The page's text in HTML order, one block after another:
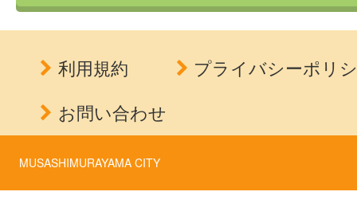
利用規約
プライバシーポリ
お問い合わせ
MUSASHIMURAYAMA CITY